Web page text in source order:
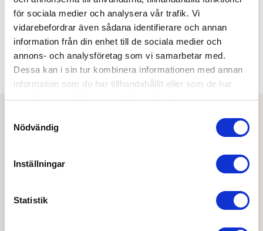
för sociala medier och analysera vår trafik. Vi
vidarebefordrar även sådana identifierare och annan
information från din enhet till de sociala medier och
annons- och analysföretag som vi samarbetar med.
Dessa kan i sin tur kombinera informationen med annan
information som du har tillhandahållit eller som de har
samlat in när du har använt deras tjänster.
Nödvändig
Inställningar
Statistik
NÖDUTRYMNING:
Ja
SMALPROFIL/MODUL:
SPLITSPINDEL:
Ladda ner
uppdaterade dokument hos leverantören. Vi jobbar